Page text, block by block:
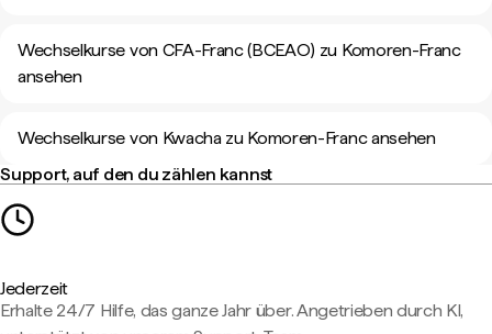
Wechselkurse von CFA-Franc (BCEAO) zu Komoren-Franc
ansehen
Wechselkurse von Kwacha zu Komoren-Franc ansehen
Support, auf den du zählen kannst
Jederzeit
Erhalte 24/7 Hilfe, das ganze Jahr über. Angetrieben durch KI,